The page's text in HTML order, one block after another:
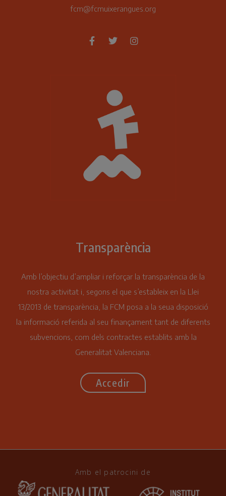
fcm@fcmuixerangues.org
Transparència
Amb l’objectiu d’ampliar i reforçar la transparència de la
nostra activitat i, segons el que s’estableix en la Llei
13/2013 de transparència, la FCM posa a la seua disposició
la informació referida al seu finançament tant de diferents
subvencions, com dels contractes establits amb la
Generalitat Valenciana.
Accedir
Amb el patrocini de